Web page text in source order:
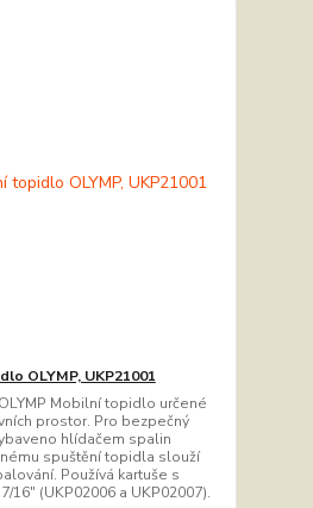
OLYMP, UKP21001
Mobilní topidlo určené
prostor. Pro bezpečný
hlídačem spalin
spuštění topidla slouží
Používá kartuše s
16" (UKP02006 a UKP02007).